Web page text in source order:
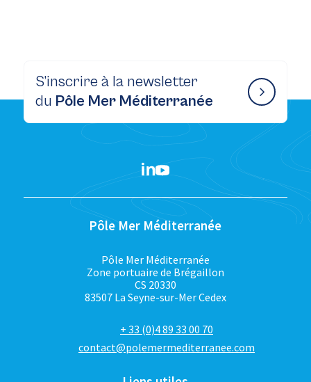
S’inscrire à la newsletter
du Pôle Mer Méditerranée
Pôle Mer Méditerranée
Pôle Mer Méditerranée
Zone portuaire de Brégaillon
CS 20330
83507 La Seyne-sur-Mer Cedex
+ 33 (0)4 89 33 00 70
contact@polemermediterranee.com